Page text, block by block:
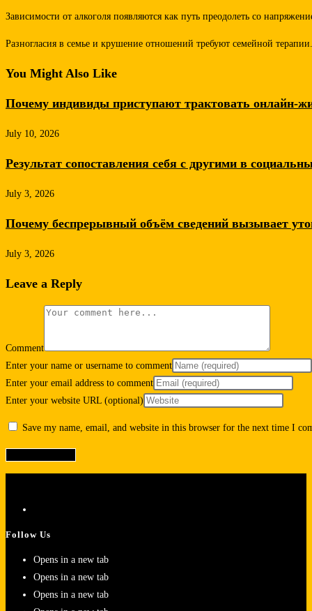
Зависимости от алкоголя появляются как путь преодолеть со
Разногласия в семье и крушение отношений требуют семейной
You Might Also Like
Почему индивиды приступают трактовать онлайн-
July 10, 2026
Результат сопоставления себя с другими в
July 3, 2026
Почему беспрерывный объём сведений вызывает
July 3, 2026
Leave a Reply
Comment
Enter your name or username to comment
Enter your email address to comment
Enter your website URL (optional)
Save my name, email, and website in this browser for the next time I
Follow Us
Opens in a new tab
Opens in a new tab
Opens in a new tab